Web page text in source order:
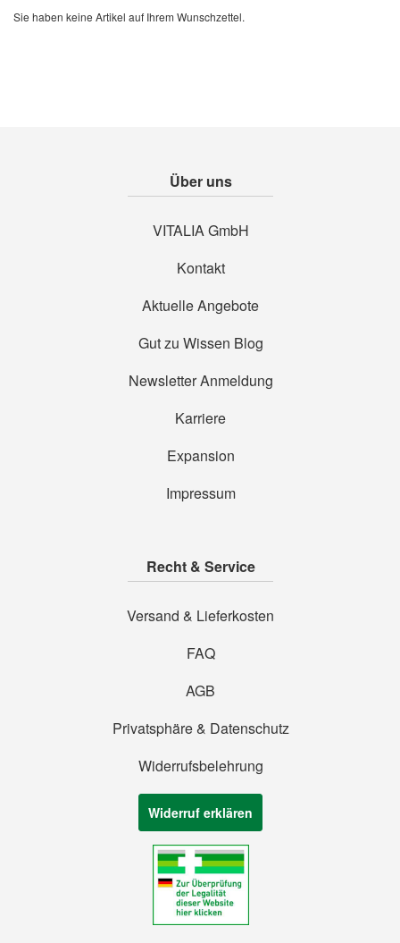
Sie haben keine Artikel auf Ihrem Wunschzettel.
Über uns
VITALIA GmbH
Kontakt
Aktuelle Angebote
Gut zu Wissen Blog
Newsletter Anmeldung
Karriere
Expansion
Impressum
Recht & Service
Versand & Lieferkosten
FAQ
AGB
Privatsphäre & Datenschutz
Widerrufsbelehrung
Widerruf erklären